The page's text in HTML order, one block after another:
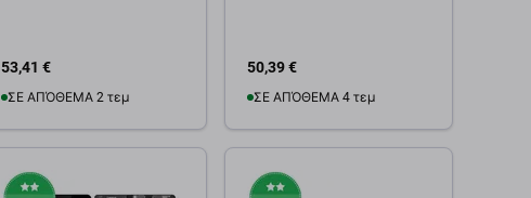
53,41 €
ΣΕ ΑΠΌΘΕΜΑ 2 τεμ
50,39 €
ΣΕ ΑΠΌΘΕΜΑ 4 τεμ